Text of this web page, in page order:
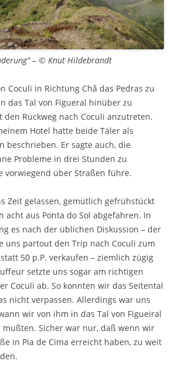
– © Knut Hildebrandt
Coculi in Richtung Chã das Pedras zu
das Tal von Figueral hinüber zu
den Rückweg nach Coculi anzutreten.
Hotel hatte beide Täler als
beschrieben. Er sagte auch, die
Probleme in drei Stunden zu
vorwiegend über Straßen führe.
Zeit gelassen, gemütlich gefrühstückt
acht aus Ponta do Sol abgefahren. In
es nach der üblichen Diskussion – der
uns partout den Trip nach Coculi zum
50 p.P. verkaufen – ziemlich zügig
setzte uns sogar am richtigen
Coculi ab. So konnten wir das Seitental
nicht verpassen. Allerdings war uns
wir von ihm in das Tal von Figueiral
Sicher war nur, daß wenn wir
in Pia de Cima erreicht haben, zu weit